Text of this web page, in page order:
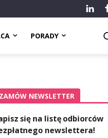
PORADY
ZAMÓW NEWSLETTER
się na listę odbiorców
newslettera!